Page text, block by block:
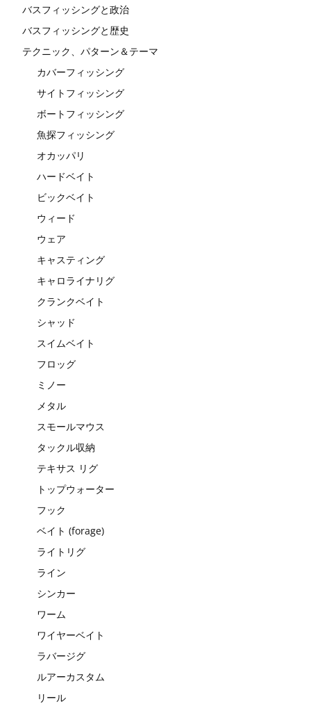
バスフィッシングと政治
バスフィッシングと歴史
テクニック、パターン＆テーマ
カバーフィッシング
サイトフィッシング
ボートフィッシング
魚探フィッシング
オカッパリ
ハードベイト
ビックベイト
ウィード
ウェア
キャスティング
キャロライナリグ
クランクベイト
シャッド
スイムベイト
フロッグ
ミノー
メタル
スモールマウス
タックル収納
テキサス リグ
トップウォーター
フック
ベイト (forage)
ライトリグ
ライン
シンカー
ワーム
ワイヤーベイト
ラバージグ
ルアーカスタム
リール